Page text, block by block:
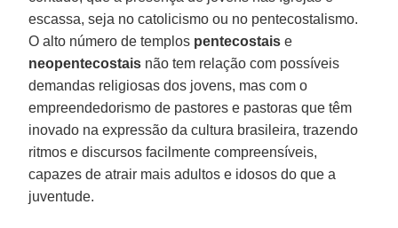
escassa, seja no catolicismo ou no pentecostalismo.
O alto número de templos pentecostais e
neopentecostais não tem relação com possíveis
demandas religiosas dos jovens, mas com o
empreendedorismo de pastores e pastoras que têm
inovado na expressão da cultura brasileira, trazendo
ritmos e discursos facilmente compreensíveis,
capazes de atrair mais adultos e idosos do que a
juventude.